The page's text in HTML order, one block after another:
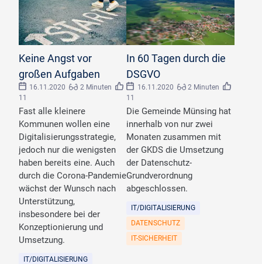
Keine Angst vor
großen Aufgaben
16.11.2020
2 Minuten
11
Fast alle kleinere
Kommunen wollen eine
Digitalisierungsstrategie,
jedoch nur die wenigsten
haben bereits eine. Auch
durch die Corona-Pandemie
wächst der Wunsch nach
Unterstützung,
insbesondere bei der
Konzeptionierung und
Umsetzung.
IT/DIGITALISIERUNG
In 60 Tagen durch die
DSGVO
16.11.2020
2 Minuten
11
Die Gemeinde Münsing hat
innerhalb von nur zwei
Monaten zusammen mit
der GKDS die Umsetzung
der Datenschutz-
Grundverordnung
abgeschlossen.
IT/DIGITALISIERUNG
DATENSCHUTZ
IT-SICHERHEIT